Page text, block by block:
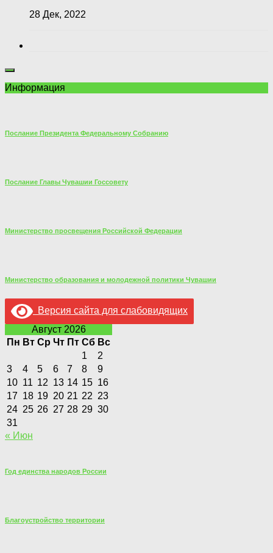
28 Дек, 2022
Информация
Послание Президента Федеральному Собранию
Послание Главы Чувашии Госсовету
Министерство просвещения Российской Федерации
Министерство образования и молодежной политики Чувашии
Версия сайта для слабовидящих
Август 2026
Пн Вт Ср Чт Пт Сб Вс
1
2
3
4 5 6 7 8
9
10 11 12 13 14 15 16
17 18 19 20 21 22 23
24 25 26 27 28 29 30
31
« Июн
Год единства народов России
Благоустройство территории